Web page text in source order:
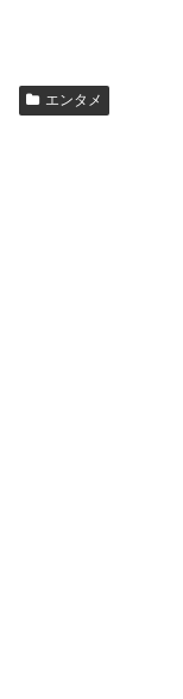
エンタメ